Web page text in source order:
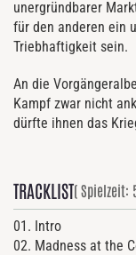
unergründbarer
für den anderen ein
Triebhaftigkeit sein.
An die
Kampf zwar nicht
dürfte ihnen das
TRACKLIST( Spielzeit:
01. Intro
02. Madness at the